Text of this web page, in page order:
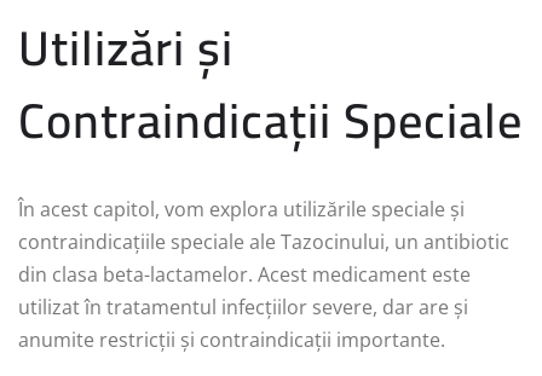
Utilizări și
Contraindicații Speciale
În acest capitol, vom explora utilizările speciale și
contraindicațiile speciale ale Tazocinului, un antibiotic
din clasa beta-lactamelor. Acest medicament este
utilizat în tratamentul infecțiilor severe, dar are și
anumite restricții și contraindicații importante.